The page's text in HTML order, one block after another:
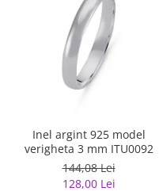
Inel argint 925 model
verigheta 3 mm ITU0092
144,08 Lei
128,00 Lei